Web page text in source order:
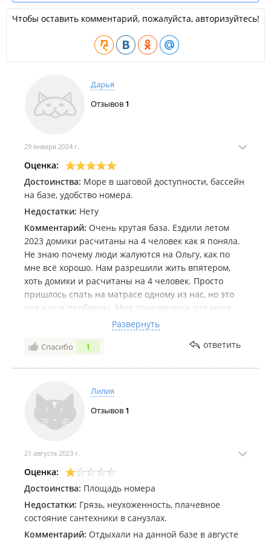
детей, прокат квадрациклов, велосипедов, катание на
банане, парашюте, кафе, закусочные, где можно вкусно
поесть и провести вечер с танцами на любой вкус.
сфере туристской индустрии
Чтобы оставить комментарий, пожалуйста, авторизуйтесь!
Дарья
Отзывов 1
29 января 2024 г.
Оценка:
Достоинства: Море в шаговой доступности, бассейн
на базе, удобство номера.
Недостатки: Нету
Комментарий: Очень крутая база. Ездили летом
2023 домики расчитаны на 4 человек как я поняла.
Не знаю почему люди жалуются на Ольгу, как по
мне всё хорошо. Нам разрешили жить впятером,
хоть домики и расчитаны на 4 человек. Просто
пришлось спать на матрасе одному из нас, но это
уже наши проблемы. Мне понравилось что море
очень близко. Соседи тихие, потому что громких
выселяют и это плюс. Так же в номерах разрешено
готовить. Поискав в интернете ещё базы на отдых
Развернуть
Спасибо 1 ответить
Лилия
Отзывов 1
21 августа 2023 г.
Оценка:
Достоинства: Площадь номера
Недостатки: Грязь, неухоженность, плачевное
состояние сантехники в санузлах.
Комментарий: Отдыхали на данной базе в августе